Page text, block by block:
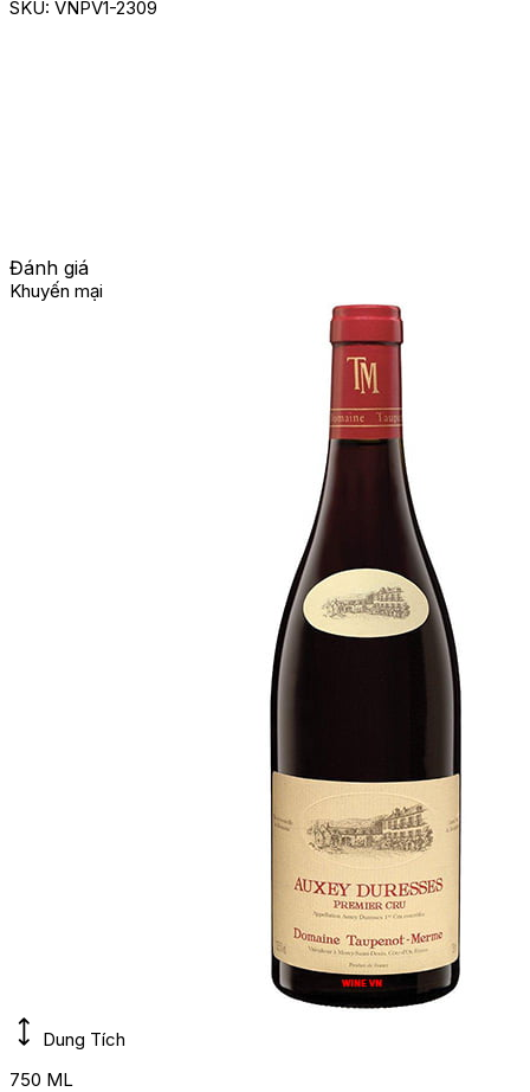
SKU: VNPV1-2309
Đánh giá
Khuyến mại
Dung Tích
750 ML